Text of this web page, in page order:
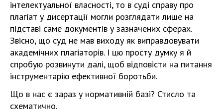
інтелектуальної власності, то в суді справу про
плагіат у дисертації могли розглядати лише на
підставі саме документів у зазначених сферах.
Звісно, що суд не мав виходу як виправдовувати
академічних плагіаторів. І цю просту думку я й
спробую розвинути далі, щоб відповісти на питання
інструментарію ефективної боротьби.
Що в нас є зараз у нормативній базі? Стисло та
схематично.